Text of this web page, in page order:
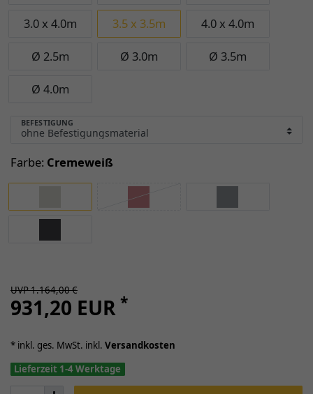
3.0 x 4.0m 3.5 x 3.5m 4.0 x 4.0m
Ø 2.5m Ø 3.0m Ø 3.5m
Ø 4.0m
BEFESTIGUNG
Farbe: Cremeweiß
UVP 1.164,00 €
931,20 EUR *
* inkl. ges. MwSt. inkl. Versandkosten
Lieferzeit 1-4 Werktage